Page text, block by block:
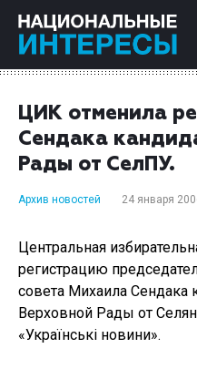
ЦИК отменила
Cендака
Рады от СелПУ.
Архив новостей 24 января
Центральная
регистрацию
совета Михаила Сендака
Верховной Рады от
«Українські новини».